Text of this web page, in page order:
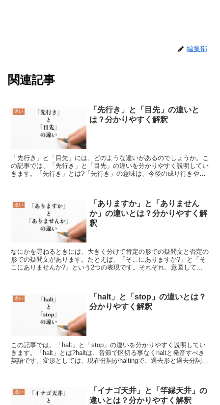
編集部
関連記事
違い
「先行き」と「目先」の違いと
は？分かりやすく解釈
「先行き」と「目先」には、どのような違いがあるのでしょうか。こ
の記事では、「先行き」と「目先」の違いを分かりやすく説明してい
きます。「先行き」とは?「先行き」の意味は、今後の成り行きや将
違い
「ありますか」と「ありません
か」の違いとは？分かりやすく解
釈
なにかを尋ねるときには、大きく分けて肯定の形での疑問文と否定の
形での疑問文があります。たとえば、「そこにありますか?」と「そ
こにありませんか?」という2つの表現です。それぞれ、意図して使
違い
「halt」と「stop」の違いとは？
分かりやすく解釈
この記事では、「halt」と「stop」の違いを分かりやすく説明してい
きます。「halt」とは?haltは、音節で区切る事なくhaltと発音すべき
英語です。変形としては、現在分詞がhaltingで、過去形と過去分詞が
違い
「イナゴ天井」と「竿縁天井」の
違いとは？分かりやすく解釈